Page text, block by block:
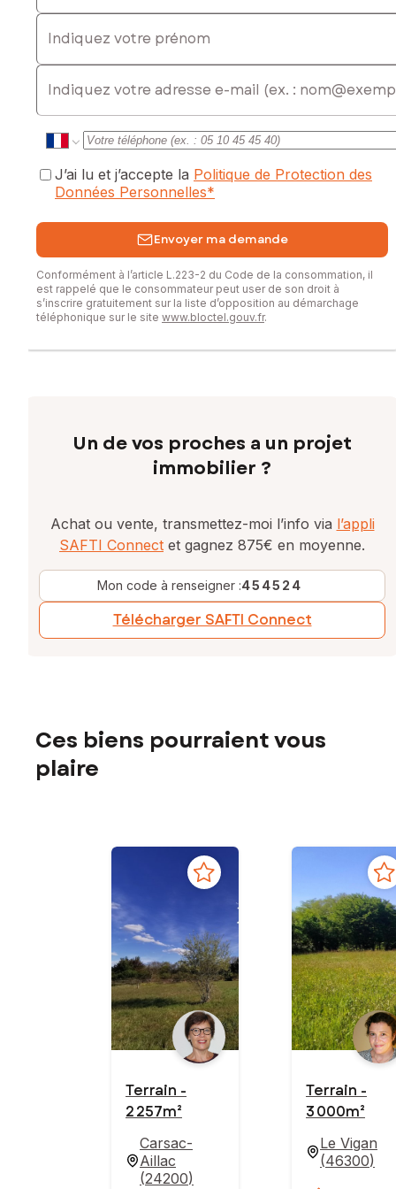
Prix de vente : 46 300 €
Honoraires charge vendeur
Contactez votre conseiller SAFTI : Fabienne JARDEL, Tél. :
06 83 59 31 03, E-mail : fabienne.jardel@safti.fr - EI - Agent
commercial immatriculé au RSAC de BERGERAC sous le
numéro 888 046 760
Indiquez votre prénom
E-mail
J’ai lu et j’accepte la Politique de Protection des
Données Personnelles*
Envoyer ma demande
Conformément à l’article L.223-2 du Code de la consommation, il
est rappelé que le consommateur peut user de son droit à
s’inscrire gratuitement sur la liste d’opposition au démarchage
téléphonique sur le site www.bloctel.gouv.fr.
Un de vos proches a un projet
immobilier ?
Achat ou vente, transmettez-moi l’info via l’appli
SAFTI Connect et gagnez 875€ en moyenne.
Mon code à renseigner :454524
Télécharger SAFTI Connect
Ces biens pourraient vous
plaire
Terrain -
2 257m²
Carsac-
Aillac
(24200)
Terrain -
3 000m²
Le Vigan
(46300)